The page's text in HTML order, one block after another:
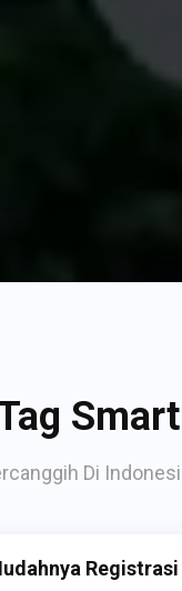
Di
Registrasi